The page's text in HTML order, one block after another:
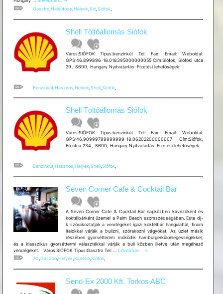
halsütő
Gasztro, Halsütöde, Helyek, Sió, Siófok,
Shell Töltőállomás Siófok
Város:SIÓFOK Típus:benzinkút Tel: Fax: Email: Weboldal:
GPS:46.899896-18.018395000000055 Cím:Siófok, Siófoki utca
29., 8600, Hungary Nyitvatartás: Fizetési lehetõségek:
Benzinkút, Hasznos, Helyek, Shell, Siófok,
Shell Töltőállomás Siófok
Város:SIÓFOK Típus:benzinkút Tel: Fax: Email: Weboldal:
GPS:46.90999799999999-18.06202200000007 Cím:Siófok,
Fő utca 234., 8600, Hungary Nyitvatartás: Fizetési lehetõségek:
Benzinkút, Hasznos, Helyek, Shell, Siófok,
Seven Corner Cafe & Cocktail Bar
A Seven Corner Cafe & Cocktail Bar napközben kávézóként és
koktélbárként üzemel a Palm Beach szomszédságában. Este dj-
k szórakoztatják a vendégeket igazi koktélbár hangulattal, finom
italokkal várják a bulizni, szórakozni vágyókat. Az üzlet másik
részében gyorsétterem működik hamburgerkülönlegességekkel,
és a klasszikus gyorséttermi választékkal várják a buli közben illetve után megéhező
vendégeket. Város:SIÓFOK Típus:Gasztro Tel: … Seven
&
Bar
bővebben...
→
7C,Gasztro,Helyek,Kávézó,Siófok,
Send-Ex 2000 Kft. Torkos ABC